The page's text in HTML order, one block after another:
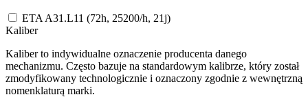
ETA A31.L11 (72h, 25200/h, 21j)
Kaliber
Kaliber to indywidualne oznaczenie producenta danego
mechanizmu. Często bazuje na standardowym kalibrze, który został
zmodyfikowany technologicznie i oznaczony zgodnie z wewnętrzną
nomenklaturą marki.